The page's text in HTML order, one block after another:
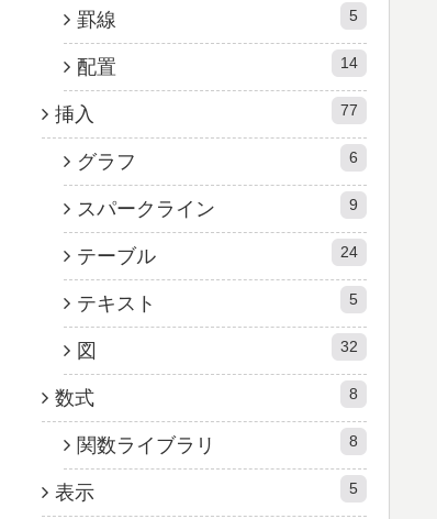
罫線 5
配置 14
挿入 77
グラフ 6
スパークライン 9
テーブル 24
テキスト 5
図 32
数式 8
関数ライブラリ 8
表示 5